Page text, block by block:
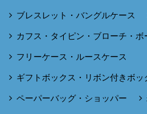
ブレスレット・バングルケース
カフス・タイピン・ブローチ・
フリーケース・ルースケース
ギフトボックス・リボン付きボッ
ペーパーバッグ・ショッパー